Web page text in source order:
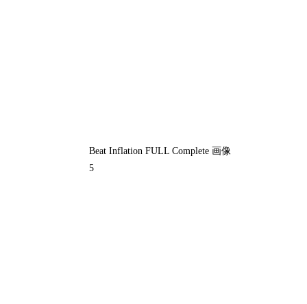
Beat Inflation FULL Complete 画像
5